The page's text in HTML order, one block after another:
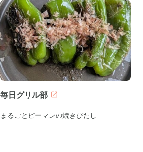
毎日グリル部
まるごとピーマンの焼きびたし